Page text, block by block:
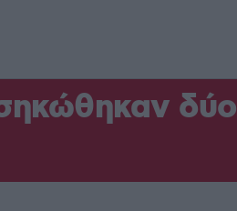
δύο